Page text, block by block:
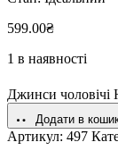
599.00₴
1 в наявності
Джинси чоловічі
Додати в
Артикул: 497